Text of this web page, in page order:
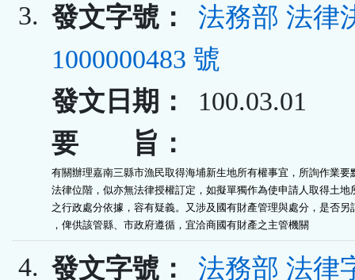
3. 發文字號：
法務部 法律
1000000483 號
發文日期：
100.03.01
要 旨：
有關辦理嘉南三縣市漁民取得海埔新生地所有權事宜，所詢作業要
法律位階，似亦無法律授權訂定，如擬單獨作為使申請人取得土地
之行政處分依據，容有疑義。又涉及國有財產管理與處分，是否另
，俾供該管縣、市政府遵循，宜洽商國有財產之主管機關
4. 發文字號：
法務部 法律